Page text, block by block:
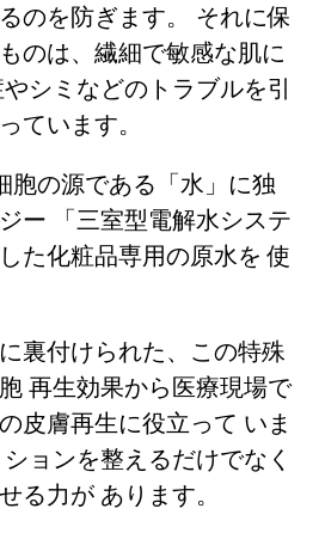
のを防ぎます。
それに保
のは、繊細で敏感な肌に
シミなどのトラブルを引
ています。
胞の源である「水」に独
ー 「三室型電解水システ
た化粧品専用の原水を 使
裏付けられた、この特殊
再生効果から医療現場で
皮膚再生に役立って いま
ョンを整えるだけでなく
る力が あります。